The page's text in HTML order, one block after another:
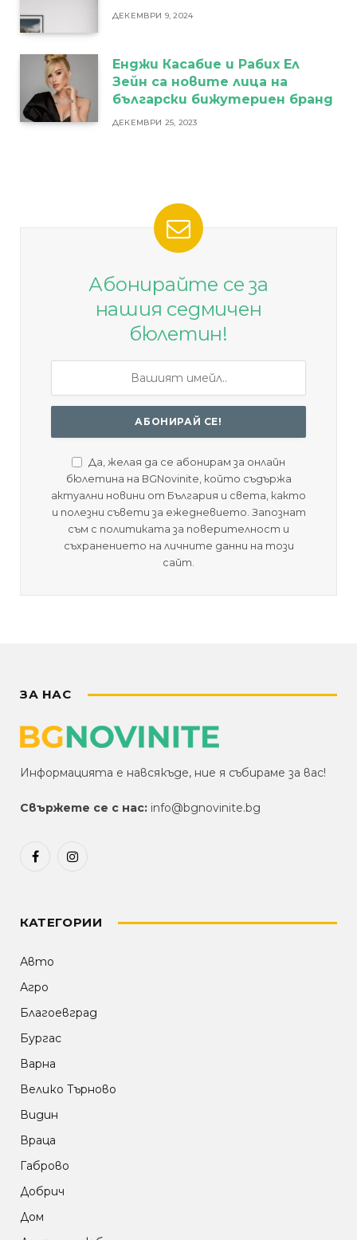
ДЕКЕМВРИ 9, 2024
Енджи Касабие и Рабих Ел
Зейн са новите лица на
български бижутериен бранд
ДЕКЕМВРИ 25, 2023
Абонирайте се за
нашия седмичен
бюлетин!
Да, желая да се абонирам за онлайн
бюлетина на BGNovinite, който съдържа
актуални новини от България и света, както
и полезни съвети за ежедневието. Запознат
съм с политиката за поверителност и
съхранението на личните данни на този
сайт.
ЗА НАС
Информацията е навсякъде, ние я събираме за вас!
Свържете се с нас: info@bgnovinite.bg
FacebookInstagram
КАТЕГОРИИ
Авто
Агро
Благоевград
Бургас
Варна
Велико Търново
Видин
Враца
Габрово
Добрич
Дом